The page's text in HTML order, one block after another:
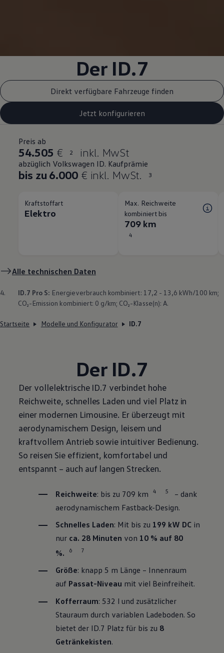
Der ID.7
Direkt verfügbare Fahrzeuge finden
Jetzt konfigurieren
Preis ab
54.505 € 2 inkl. MwSt
abzüglich Volkswagen ID. Kaufprämie
bis zu 6.000 € inkl. MwSt. 3
Kraftstoffart
Elektro
Max. Reichweite
kombiniert bis
709 km
4
Alle technischen Daten
4. ID.7 Pro S: Energieverbrauch kombiniert: 17,2 - 13,6 kWh/100 km;
CO₂-Emission kombiniert: 0 g/km; CO₂-Klasse(n): A.
Startseite Modelle und Konfigurator ID.7
Der ID.7
Der vollelektrische ID.7 verbindet hohe
Reichweite, schnelles Laden und viel Platz in
einer modernen Limousine. Er überzeugt mit
aerodynamischem Design, leisem und
kraftvollem Antrieb sowie intuitiver Bedienung.
So reisen Sie effizient, komfortabel und
entspannt – auch auf langen Strecken.
Reichweite: bis zu 709 km 4 5
– dank
aerodynamischem Fastback-Design.
Schnelles Laden: Mit bis zu 199 kW DC in
nur ca. 28 Minuten von 10 % auf 80
%.
6 7
Größe: knapp 5 m Länge – Innenraum
auf Passat-Niveau mit viel Beinfreiheit.
Kofferraum: 532 l und zusätzlicher
Stauraum durch variablen Ladeboden. So
bietet der ID.7 Platz für bis zu 8
Getränkekisten.